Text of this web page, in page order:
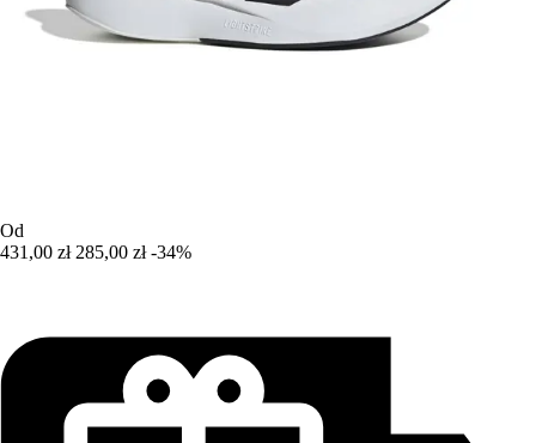
Od
431,00 zł 285,00 zł -34%